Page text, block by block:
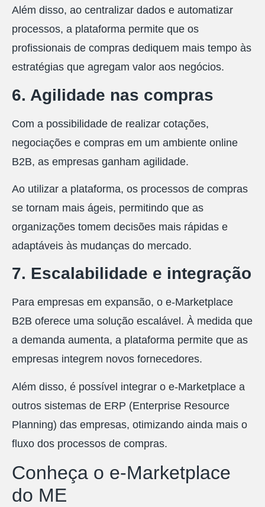
Além disso, ao centralizar dados e automatizar
processos, a plataforma permite que os
profissionais de compras dediquem mais tempo às
estratégias que agregam valor aos negócios.
6. Agilidade nas compras
Com a possibilidade de realizar cotações,
negociações e compras em um ambiente online
B2B, as empresas ganham agilidade.
Ao utilizar a plataforma, os processos de compras
se tornam mais ágeis, permitindo que as
organizações tomem decisões mais rápidas e
adaptáveis às mudanças do mercado.
7. Escalabilidade e integração
Para empresas em expansão, o e-Marketplace
B2B oferece uma solução escalável. À medida que
a demanda aumenta, a plataforma permite que as
empresas integrem novos fornecedores.
Além disso, é possível integrar o e-Marketplace a
outros sistemas de ERP (Enterprise Resource
Planning) das empresas, otimizando ainda mais o
fluxo dos processos de compras.
Conheça o e-Marketplace
do ME